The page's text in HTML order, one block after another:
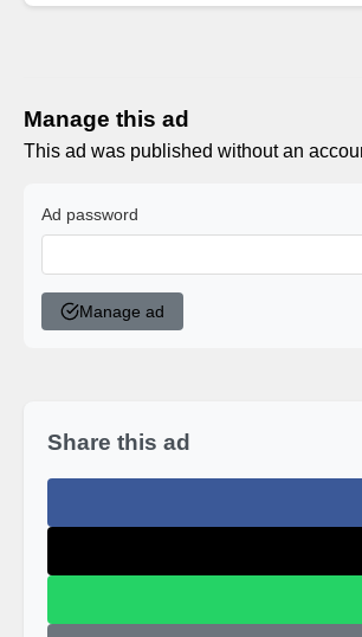
Manage this ad
This ad was published without an
Ad password
Manage ad
Share this ad